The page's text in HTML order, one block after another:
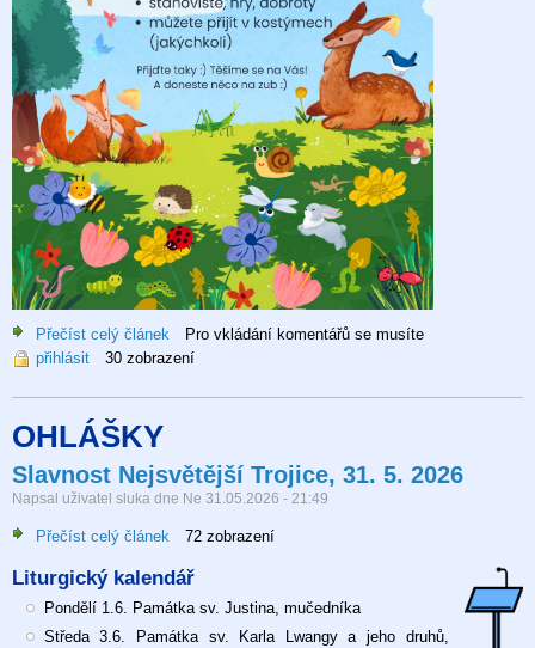
Přečíst celý článek
Den
Pro vkládání komentářů se musíte
přihlásit
30 zobrazení
OHLÁŠKY
Slavnost Nejsvětější Trojice, 31. 5. 2026
Napsal uživatel sluka dne Ne 31.05.2026 - 21:49
Přečíst celý článek
Nejsvětější
Trojice,
31.
72 zobrazení
Liturgický kalendář
Pondělí 1.6. Památka sv. Justina, mučedníka
Středa 3.6. Památka sv. Karla Lwangy a jeho druhů,